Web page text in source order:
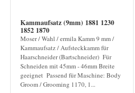
Kammaufsatz (9mm) 1881 1230
1852 1870
Moser / Wahl / ermila Kamm 9 mm /
Kammaufsatz / Aufsteckkamm für
Haarschneider (Bartschneider) Für
Schneiden mit 45mm - 46mm Breite
geeignet Passend für Maschine: Body
Groom / Grooming 1170, 1...